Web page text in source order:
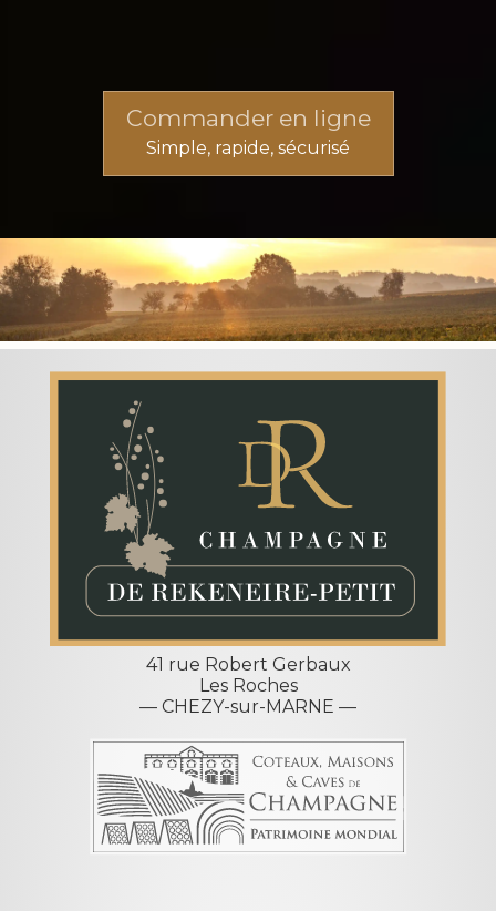
Commander en ligne
Simple, rapide, sécurisé
41 rue Robert Gerbaux
Les Roches
— CHEZY-sur-MARNE —